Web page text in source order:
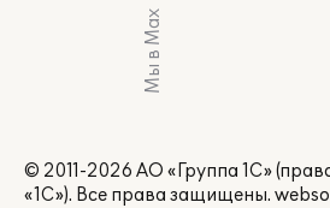
Мы в Max
© 2011-2026 АО «Группа 1С»
«1С»). Все права защищены.